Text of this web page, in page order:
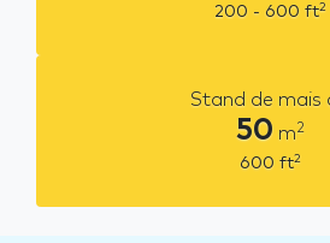
200 - 600 ft2
Stand de mais
50 m2
600 ft2